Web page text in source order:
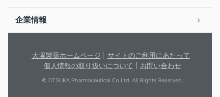
企業情報
大塚製薬ホームページ
サイトのご利用にあたって
個人情報の取り扱いについて
お問い合わせ
© OTSUKA Pharmaceutical Co.Ltd. All Rights Reserved.